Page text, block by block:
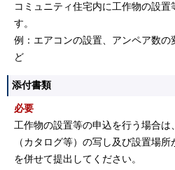
コミュニティ住宅内に工作物の設置
す。
例：エアコンの設置、アンペア数の
ど
添付書類
必要
工作物の設置等の申込を行う場合
（カタログ等）の写し及び設置場所
を併せて提出してください。